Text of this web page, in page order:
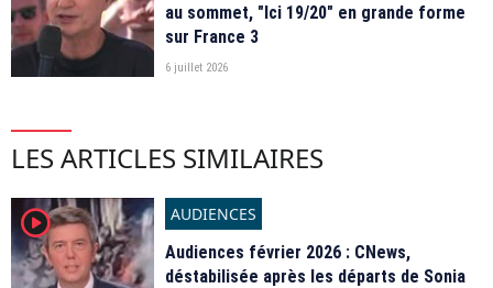
au sommet, "Ici 19/20" en grande forme
sur France 3
6 juillet 2026
LES ARTICLES SIMILAIRES
player2
AUDIENCES
Audiences février 2026 : CNews,
déstabilisée après les départs de Sonia